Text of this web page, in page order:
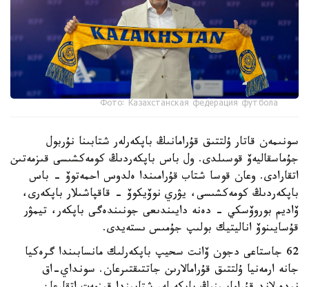
Фото: Казахстанская федерация футбола
سونىمەن قاتار ۇلتتىق قۇرامانىڭ باپكەرلەر شتابىنا نۇربول
جۇماسقاليەۆ قوسىلدى. ول باس باپكەردىڭ كومەكشىسى قىزمەتىن
اتقارادى. وعان قوسا شتاب قۇرامىندا ەلدوس احمەتوۆ - باس
باپكەردىڭ كومەكشىسى، يۋري نوۆيكوۆ - قاقپاشىلار باپكەرى،
ۆاديم بوروۆسكي - دەنە دايىندىعى جونىندەگى باپكەر، تيمۋر
قۇسايىنوۆ اناليتيك بولىپ جۇمىس ىستەيدى.
62 جاستاعى دجون ۆانت سحيپ باپكەرلىك مانسابىندا گرەكيا
جانە ارمەنيا ۇلتتىق قۇرامالارىن جاتتىقتىرعان. سونداي-اق